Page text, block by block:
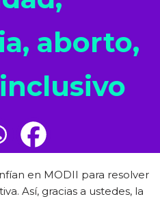
aborto,
en MODII para resolver
Así, gracias a ustedes, la